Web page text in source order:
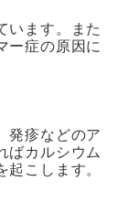
います。また
ー症の原因に
発疹などのア
ばカルシウム
こします。